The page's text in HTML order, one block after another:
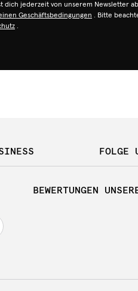
dich jederzeit von unserem Newsletter
Geschäftsbedingungen . Bitte
.
FOLGE
BEWERTUNGEN